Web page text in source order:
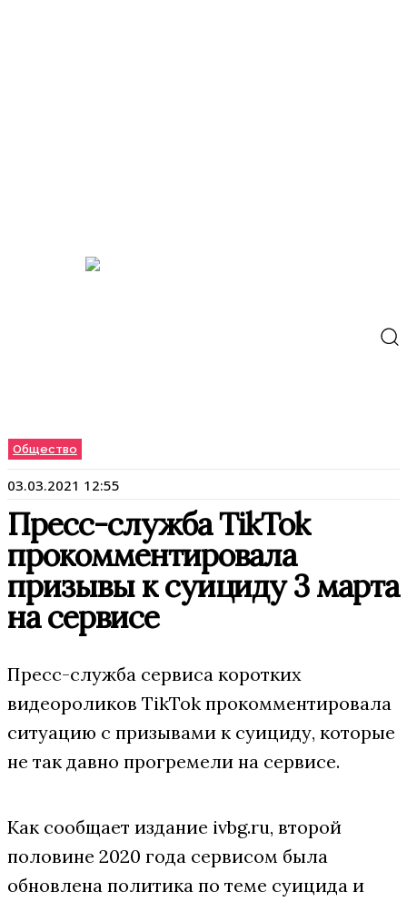
Общество
03.03.2021 12:55
Пресс-служба TikTok
прокомментировала
призывы к суициду 3 марта
на сервисе
Пресс-служба сервиса коротких
видеороликов TikTok прокомментировала
ситуацию с призывами к суициду, которые
не так давно прогремели на сервисе.
Как сообщает издание ivbg.ru, второй
половине 2020 года сервисом была
обновлена политика по теме суицида и